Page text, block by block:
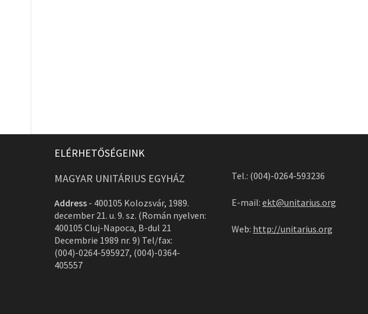
ELÉRHETŐSÉGEINK
MAGYAR UNITÁRIUS EGYHÁZ
Address - 400105 Kolozsvár, 1989.
december 21. u. 9. sz. (Román nyelven:
400105 Cluj-Napoca, B-dul 21
Decembrie 1989 nr. 9) Tel/fax:
(004)-0264-595927, (004)-0364-
405557
Tel.: (004)-0264-593236
E-mail: ekt@unitarius.org
Web: http://unitarius.org